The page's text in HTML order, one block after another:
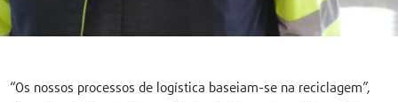
“Os nossos processos de logística baseiam-se na reciclagem”,